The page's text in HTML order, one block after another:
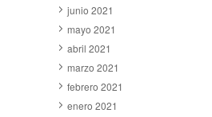
junio 2021
mayo 2021
abril 2021
marzo 2021
febrero 2021
enero 2021